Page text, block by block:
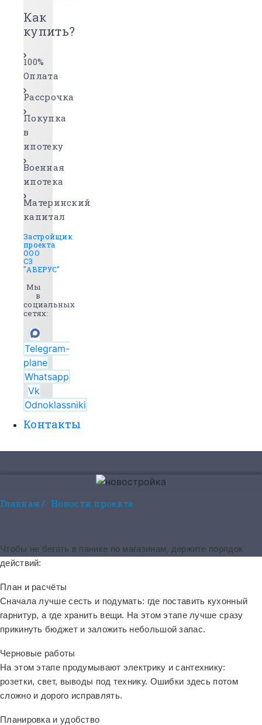
Как
купить?
100%
Оплата
Рассрочка
Покупка
в
ипотеку
Военная
ипотека
Материнский
капитал
Застройщик
проекта
ООО
СЗ
"АВЕРУС"
Мы
в
социальных
сетях:
Telegram-
plane
Whatsapp
Vk
Odnoklassniki
Контакты
Главная/ Новости проекта
Чтобы не бегать в панике по магазинам, держите порядок
действий:
План и расчёты
Сначала лучше сесть и подумать: где поставить кухонный
гарнитур, а где хранить вещи. На этом этапе лучше сразу
прикинуть бюджет и заложить небольшой запас.
Черновые работы
На этом этапе продумывают электрику и сантехнику:
розетки, свет, выводы под технику. Ошибки здесь потом
сложно и дорого исправлять.
Планировка и удобство